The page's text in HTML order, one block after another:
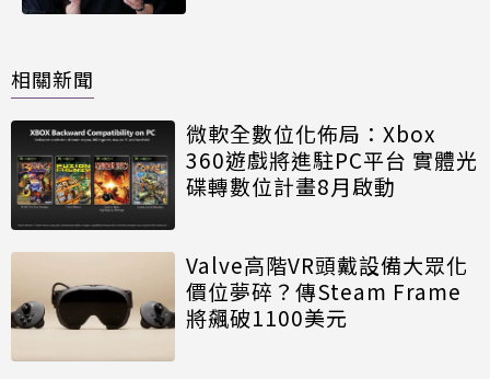
相關新聞
微軟全數位化佈局：Xbox
360遊戲將進駐PC平台 實體光
碟轉數位計畫8月啟動
Valve高階VR頭戴設備大眾化
價位夢碎？傳Steam Frame
將飆破1100美元